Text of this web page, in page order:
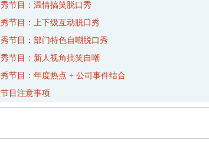
节目：温情搞笑脱口秀
节目：上下级互动脱口秀
节目：部门特色自嘲脱口秀
节目：新人视角搞笑自嘲
节目：年度热点 + 公司事件结合
目注意事项